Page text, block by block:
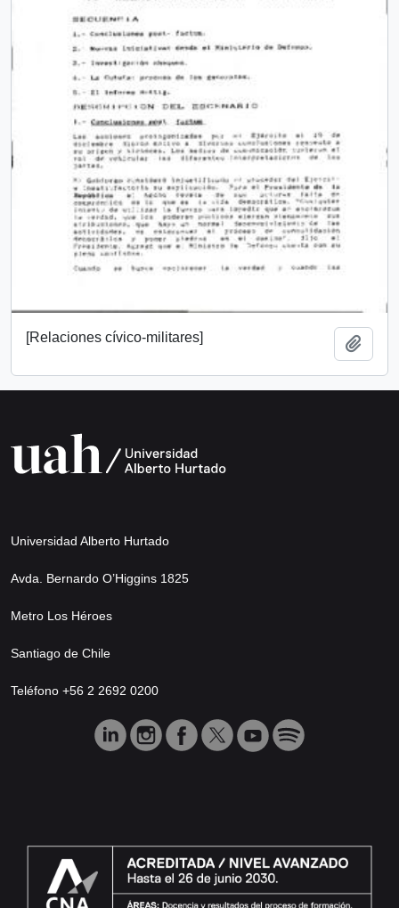
[Relaciones cívico-militares]
Universidad Alberto Hurtado
Avda. Bernardo O’Higgins 1825
Metro Los Héroes
Santiago de Chile
Teléfono +56 2 2692 0200